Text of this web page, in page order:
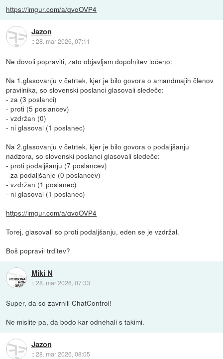
https://imgur.com/a/qvoOVP4
Jazon
::28. mar 2026, 07:11
Ne dovoli popraviti, zato objavljam dopolnitev ločeno:
Na 1.glasovanju v četrtek, kjer je bilo govora o amandmajih členov
pravilnika, so slovenski poslanci glasovali sledeče:
- za (3 poslanci)
- proti (5 poslancev)
- vzdržan (0)
- ni glasoval (1 poslanec)
Na 2.glasovanju v četrtek, kjer je bilo govora o podaljšanju
nadzora, so slovenski poslanci glasovali sledeče:
- proti podaljšanju (7 poslancev)
- za podaljšanje (0 poslancev)
- vzdržan (1 poslanec)
- ni glasoval (1 poslanec)
https://imgur.com/a/qvoOVP4
Torej, glasovali so proti podaljšanju, eden se je vzdržal.
Boš popravil trditev?
Miki N
::28. mar 2026, 07:33
Super, da so zavrnili ChatControl!
Ne mislite pa, da bodo kar odnehali s takimi.
Jazon
::28. mar 2026, 08:05